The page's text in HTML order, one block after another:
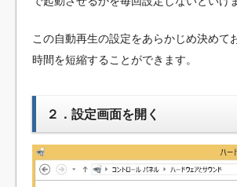
この自動再生の設定をあらかじめ決めて
時間を短縮することができます。
２．設定画面を開く